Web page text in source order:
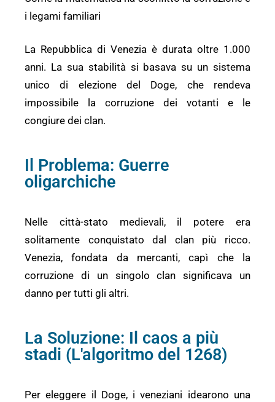
i legami familiari
La Repubblica di Venezia è durata oltre 1.000
anni. La sua stabilità si basava su un sistema
unico di elezione del Doge, che rendeva
impossibile la corruzione dei votanti e le
congiure dei clan.
Il Problema: Guerre
oligarchiche
Nelle città-stato medievali, il potere era
solitamente conquistato dal clan più ricco.
Venezia, fondata da mercanti, capì che la
corruzione di un singolo clan significava un
danno per tutti gli altri.
La Soluzione: Il caos a più
stadi (L'algoritmo del 1268)
Per eleggere il Doge, i veneziani idearono una